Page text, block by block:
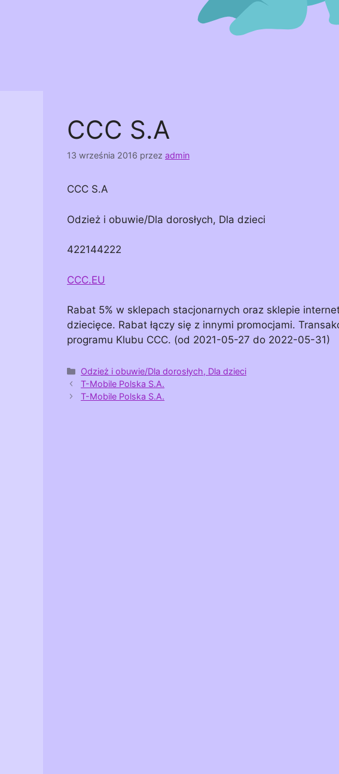
CCC S.A
13 września 2016 przez admin
CCC S.A
Odzież i obuwie/Dla dorosłych, Dla dzieci
422144222
CCC.EU
Rabat 5% w sklepach stacjonarnych oraz sklepie
dziecięce. Rabat łączy się z innymi promocjami.
programu Klubu CCC. (od 2021-05-27 do 2022-05-31)
Kategorie
Odzież i obuwie/Dla dorosłych, Dla dzieci
T-Mobile Polska S.A.
T-Mobile Polska S.A.